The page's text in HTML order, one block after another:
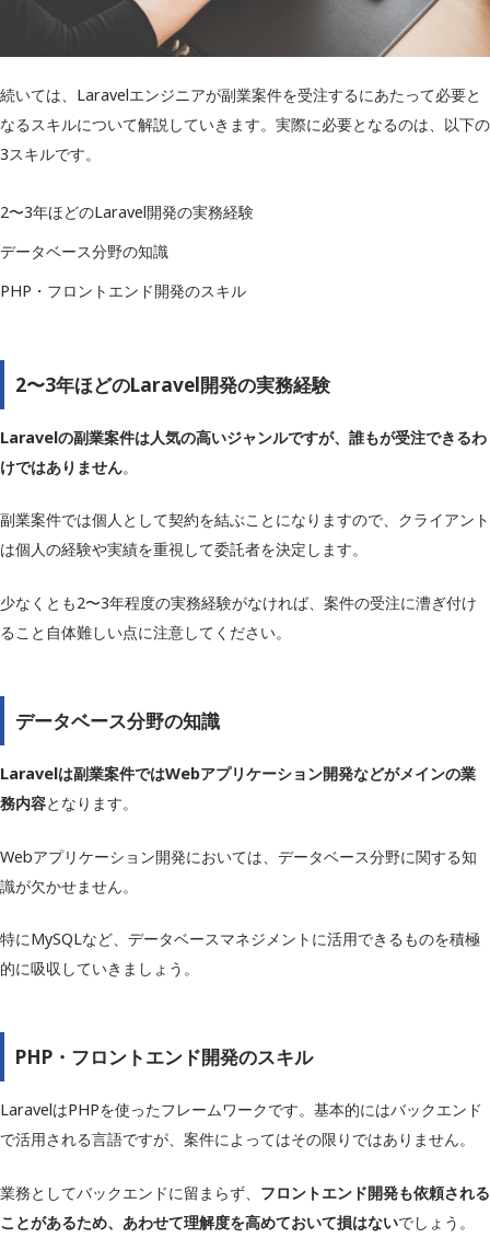
続いては、Laravelエンジニアが副業案件を受注するにあたって必要と
なるスキルについて解説していきます。実際に必要となるのは、以下の
3スキルです。
2〜3年ほどのLaravel開発の実務経験
データベース分野の知識
PHP・フロントエンド開発のスキル
2〜3年ほどのLaravel開発の実務経験
Laravelの副業案件は人気の高いジャンルですが、誰もが受注できるわ
けではありません。
副業案件では個人として契約を結ぶことになりますので、クライアント
は個人の経験や実績を重視して委託者を決定します。
少なくとも2〜3年程度の実務経験がなければ、案件の受注に漕ぎ付け
ること自体難しい点に注意してください。
データベース分野の知識
Laravelは副業案件ではWebアプリケーション開発などがメインの業
務内容となります。
Webアプリケーション開発においては、データベース分野に関する知
識が欠かせません。
特にMySQLなど、データベースマネジメントに活用できるものを積極
的に吸収していきましょう。
PHP・フロントエンド開発のスキル
LaravelはPHPを使ったフレームワークです。基本的にはバックエンド
で活用される言語ですが、案件によってはその限りではありません。
業務としてバックエンドに留まらず、 フロントエンド開発も依頼される
ことがあるため、あわせて理解度を高めておいて損はないでしょう。